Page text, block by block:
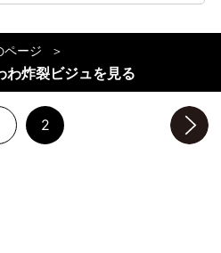
ページ
わ炸裂ビジュを見る
2